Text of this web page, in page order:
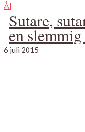
Ål
Sutare,
en
6 juli 2015